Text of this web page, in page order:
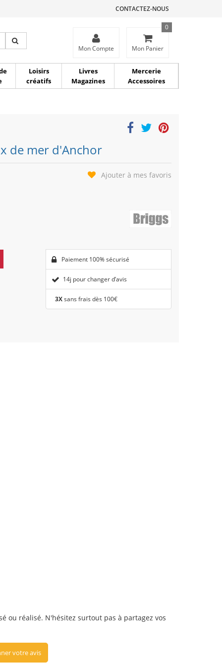
CONTACTEZ-NOUS
Mon Compte Mon Panier
0
Loisirs
créatifs
Livres
Magazines
Mercerie
Accessoires
de mer d'Anchor
Ajouter à mes favoris
Paiement 100% sécurisé
14j pour changer d’avis
3Xsans frais dès 100€
ou réalisé. N'hésitez surtout pas à partagez vos
votre avis